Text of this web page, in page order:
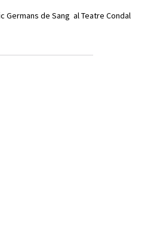
Germans de Sang al Teatre Condal